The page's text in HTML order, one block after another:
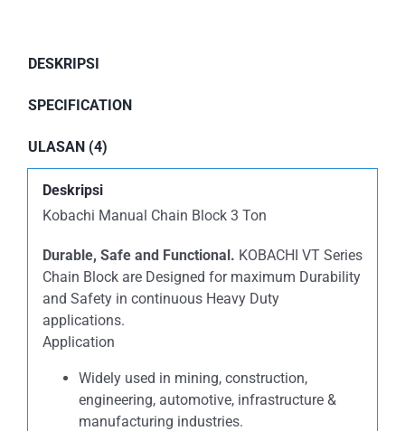
DESKRIPSI
SPECIFICATION
ULASAN (4)
Deskripsi
Kobachi Manual Chain Block 3 Ton
Durable, Safe and Functional. KOBACHI VT Series
Chain Block are Designed for maximum Durability
and Safety in continuous Heavy Duty
applications.
Application
Widely used in mining, construction,
engineering, automotive, infrastructure &
manufacturing industries.